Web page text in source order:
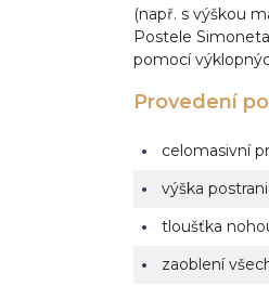
(např. s výškou
Postele
pomocí
Provedení
celomasivní
výška
tloušťka
zaoblení